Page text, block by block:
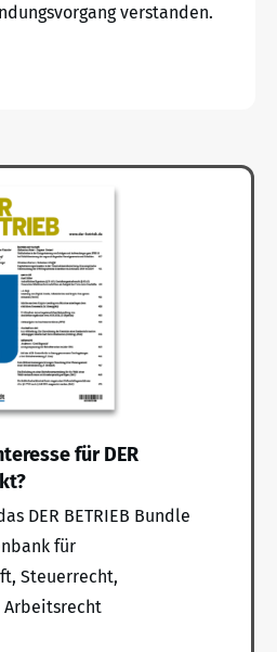
verstanden.
für DER
DER BETRIEB Bundle
für
Steuerrecht,
Arbeitsrecht